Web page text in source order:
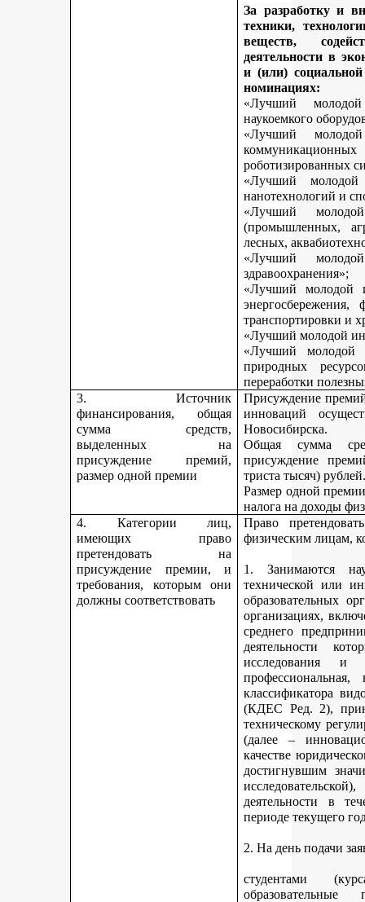
За разработку и
техники,
веществ,
деятельности в
и (или)
номинациях:
«Лучший
наукоемкого
«Лучший
роботизированных
«Лучший
нанотехнологий и
«Лучший
(промышленных,
лесных,
«Лучший
здравоохранения»;
«Лучший молодой
транспортировки и
«Лучший молодой
«Лучший молодой
природных
переработки
3. Источник
финансирования, общая
сумма средств,
выделенных на
присуждение премий,
размер одной премии
Присуждение
инноваций
Новосибирска.
Общая сумма
присуждение
триста тысяч)
Размер одной
налога на доходы
4. Категории лиц,
имеющих право
претендовать на
присуждение премии, и
требования, которым они
должны соответствовать
Право
физическим лицам,
1. Занимаются
технической или
образовательных
организациях,
среднего
деятельности
исследования и
классификатора
(КДЕС Ред. 2),
техническому
(далее –
качестве
достигнувшим
деятельности в
периоде текущего
2. На день подачи
студентами
образовательные